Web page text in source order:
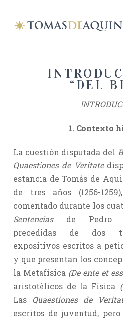
“DEL
1. Contexto
La cuestión disputada del
Quaestiones de Veritate
estancia de Tomás de
de tres años (1256-
comentado durante los
Sentencias de Pedro
precedidas de dos
expositivos escritos a
y que presentan los
la Metafísica (De ente et
aristotélicos de la Física
Las Quaestiones de
escritos de juventud,